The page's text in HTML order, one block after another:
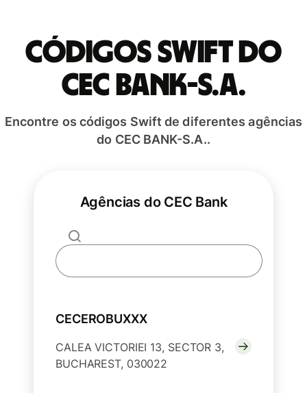
Códigos Swift do
CEC BANK-S.A.
Encontre os códigos Swift de diferentes agências
do CEC BANK-S.A..
Agências do CEC Bank
CECEROBUXXX
CALEA VICTORIEI 13, SECTOR 3,
BUCHAREST, 030022